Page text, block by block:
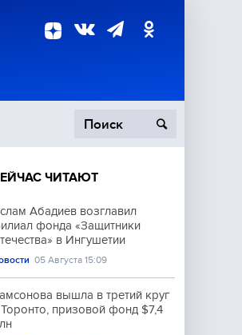
ЧИТАЮТ
Абадиев возглавил
фонда «Защитники
в Ингушетии
05 Августа 15:09
вышла в третий круг
призовой фонд $7,4